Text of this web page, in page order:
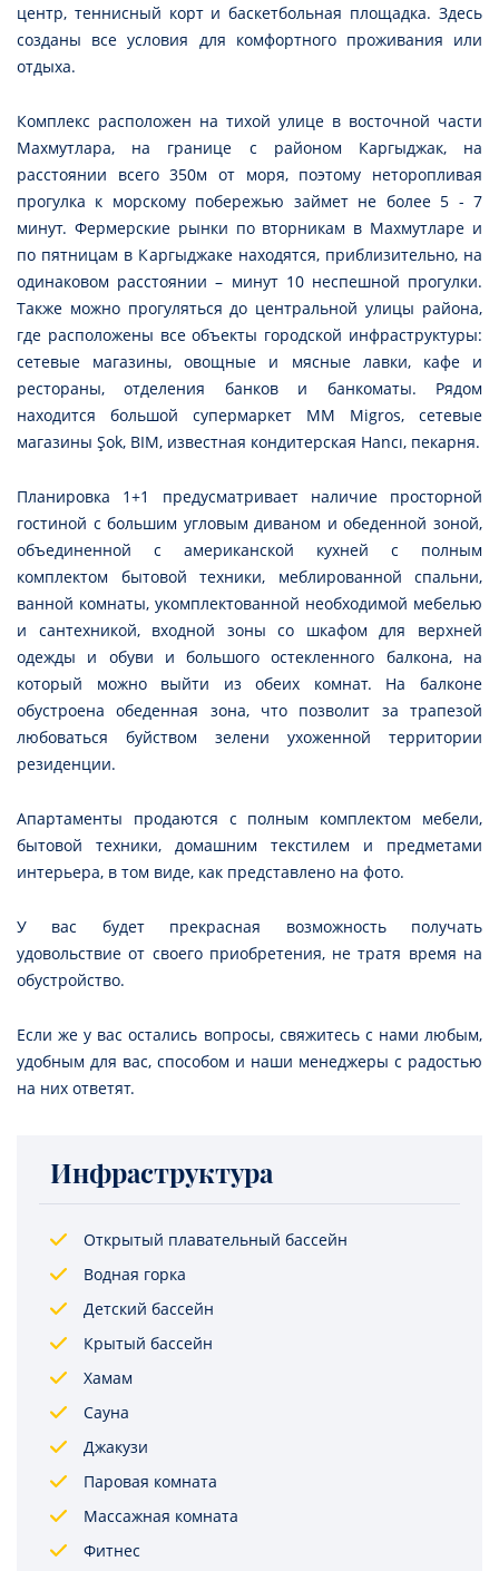
центр, теннисный корт и баскетбольная площадка. Здесь
созданы все условия для комфортного проживания или
отдыха.
Комплекс расположен на тихой улице в восточной части
Махмутлара, на границе с районом Каргыджак, на
расстоянии всего 350м от моря, поэтому неторопливая
прогулка к морскому побережью займет не более 5 - 7
минут. Фермерские рынки по вторникам в Махмутларе и
по пятницам в Каргыджаке находятся, приблизительно, на
одинаковом расстоянии – минут 10 неспешной прогулки.
Также можно прогуляться до центральной улицы района,
где расположены все объекты городской инфраструктуры:
сетевые магазины, овощные и мясные лавки, кафе и
рестораны, отделения банков и банкоматы. Рядом
находится большой супермаркет MM Migros, сетевые
магазины Şok, BIM, известная кондитерская Нancı, пекарня.
Планировка 1+1 предусматривает наличие просторной
гостиной с большим угловым диваном и обеденной зоной,
объединенной с американской кухней с полным
комплектом бытовой техники, меблированной спальни,
ванной комнаты, укомплектованной необходимой мебелью
и сантехникой, входной зоны со шкафом для верхней
одежды и обуви и большого остекленного балкона, на
который можно выйти из обеих комнат. На балконе
обустроена обеденная зона, что позволит за трапезой
любоваться буйством зелени ухоженной территории
резиденции.
Апартаменты продаются с полным комплектом мебели,
бытовой техники, домашним текстилем и предметами
интерьера, в том виде, как представлено на фото.
У вас будет прекрасная возможность получать
удовольствие от своего приобретения, не тратя время на
обустройство.
Если же у вас остались вопросы, свяжитесь с нами любым,
удобным для вас, способом и наши менеджеры с радостью
на них ответят.
Инфраструктура
Открытый плавательный бассейн
Водная горка
Детский бассейн
Крытый бассейн
Хамам
Сауна
Джакузи
Паровая комната
Массажная комната
Фитнес